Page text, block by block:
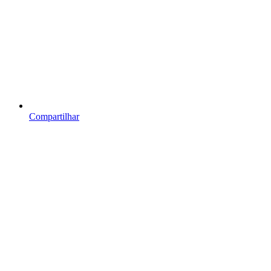
Compartilhar